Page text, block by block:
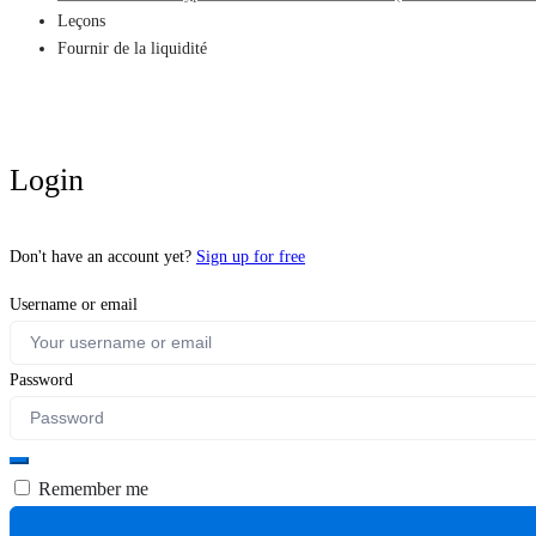
Leçons
Fournir de la liquidité
Login
Don't have an account yet? Sign up for free
Username or email
Password
Remember me